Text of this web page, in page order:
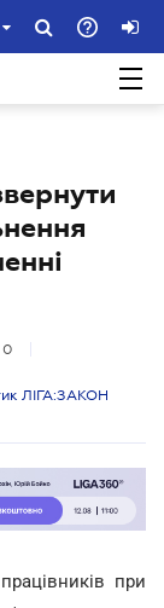
0
ЛІГА:ЗАКОН
при